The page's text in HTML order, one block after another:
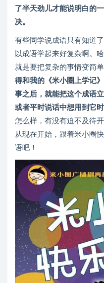
了半天劲儿才能说明白的
决。
有些同学说成语只有知道
以成语学起来好复杂啊。
就是要把复杂的事情变简单
得和我的《米小圈上学记
事之后，就能把这个成语
或者平时说话中想用到它
怎么样，有没有迫不及待
从现在开始，跟着米小圈
语吧！